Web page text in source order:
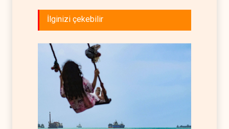
İlginizi çekebilir